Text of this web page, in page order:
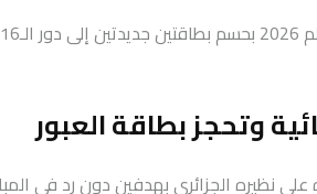
وتحجز بطاقة العبور